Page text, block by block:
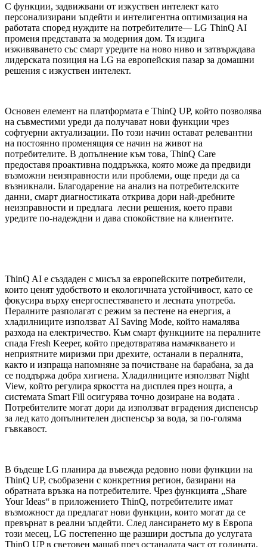
С функции, задвижвани от изкуствен интелект като
персонализирани ъпдейти и интелигентна оптимизация на
работата според нуждите на потребителите— LG ThinQ AI
променя представата за модерния дом. Тя издига
изживяването със смарт уредите на ново ниво и затвърждава
лидерската позиция на LG на европейския пазар за домашни
решения с изкуствен интелект.
Основен елемент на платформата е ThinQ UP, който позволява
на съвместими уреди да получават нови функции чрез
софтуерни актуализации. По този начин остават релевантни
на постоянно променящия се начин на живот на
потребителите. В допълнение към това, ThinQ Care
предоставя проактивна поддръжка, която може да предвиди
възможни неизправности или проблеми, още преди да са
възникнали. Благодарение на анализ на потребителските
данни, смарт диагностиката открива дори най-дребните
неизправности и предлага лесни решения, което прави
уредите по-надеждни и дава спокойствие на клиентите.
ThinQ AI е създаден с мисъл за европейските потребители,
които ценят удобството и екологичната устойчивост, като се
фокусира върху енергоспестяването и лесната употреба.
Пералните разполагат с режим за пестене на енергия, а
хладилниците използват AI Saving Mode, който намалява
разхода на електричество. Към смарт функциите на пералните
спада Fresh Keeper, който предотвратява намачкването и
неприятните миризми при дрехите, останали в пералнята,
както и изпраща напомняне за почистване на барабана, за да
се поддържа добра хигиена. Хладилниците използват Night
View, който регулира яркостта на дисплея през нощта, а
системата Smart Fill осигурява точно дозиране на водата .
Потребителите могат дори да използват вградения диспенсър
за лед като допълнителен диспенсър за вода, за по-голяма
гъвкавост.
В бъдеще LG планира да въвежда редовно нови функции на
ThinQ UP, съобразени с конкретния регион, базирани на
обратната връзка на потребителите. Чрез функцията „Share
Your Ideas“ в приложението ThinQ, потребителите имат
възможност да предлагат нови функции, които могат да се
превърнат в реални ъпдейти. След лансирането му в Европа
този месец, LG постепенно ще разшири достъпа до услугата
ThinQ UP в световен мащаб през останалата част от годината.